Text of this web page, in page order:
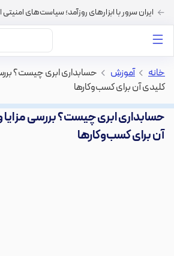
ایران سرور با ابزارهای روزآمد؛ سیاست‌های امنیتی
خانه > آموزش > حسابداری ابری چیست؟
کلیدی آن برای کسب‌وکارها
حسابداری ابری چیست؟ بررسی مزایا
آن برای کسب‌وکارها